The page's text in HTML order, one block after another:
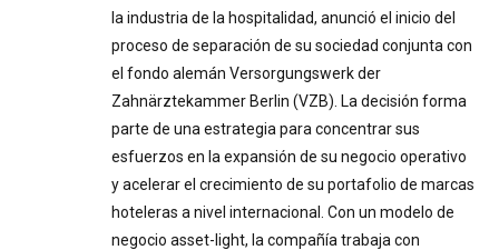
la industria de la hospitalidad, anunció el inicio del
proceso de separación de su sociedad conjunta con
el fondo alemán Versorgungswerk der
Zahnärztekammer Berlin (VZB). La decisión forma
parte de una estrategia para concentrar sus
esfuerzos en la expansión de su negocio operativo
y acelerar el crecimiento de su portafolio de marcas
hoteleras a nivel internacional. Con un modelo de
negocio asset-light, la compañía trabaja con